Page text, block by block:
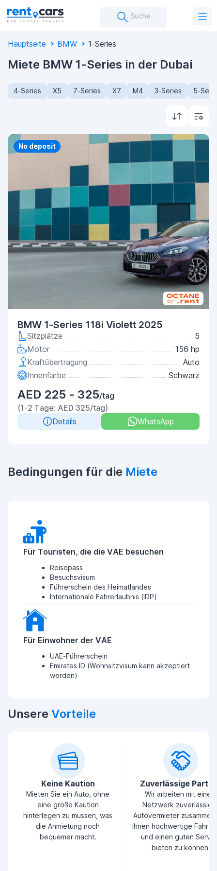
Suche
Hauptseite BMW 1-Series
Miete BMW 1-Series in der Dubai
4-Series X5 7-Series X7 M4 3-Series 5-
Priority
No deposit
BMW 1-Series 118i Violett 2025
Sitzplätze
5
Motor
156 hp
Kraftübertragung
Auto
Innenfarbe
Schwarz
AED 225 - 325/tag
(1-2 Tage: AED 325/tag)
Details
WhatsApp
Bedingungen für die Miete
Für Touristen, die die VAE besuchen
Reisepass
Besuchsvisum
Führerschein des Heimatlandes
Internationale Fahrerlaubnis (IDP)
Für Einwohner der VAE
UAE-Führerschein
Emirates ID (Wohnsitzvisum kann akzeptiert
werden)
Unsere Vorteile
Keine Kaution
Mieten Sie ein Auto, ohne
eine große Kaution
hinterlegen zu müssen, was
die Anmietung noch
bequemer macht.
Zuverlässige
Wir arbeiten mit einem
Netzwerk
Autovermieter
Ihnen hochwertige
und einen guten
bieten zu können.